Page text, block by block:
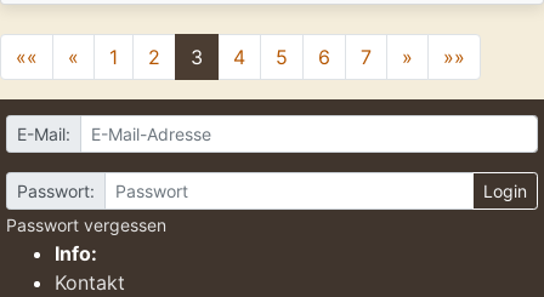
«« « 1 2 3 4 5 6 7 » »»
E-Mail:
Passwort:
Login
Passwort vergessen
Info:
Kontakt